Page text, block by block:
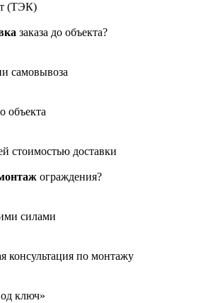
(ТЭК)
заказа до объекта?
самовывоза
объекта
стоимостью доставки
ограждения?
силами
консультация по монтажу
ключ»